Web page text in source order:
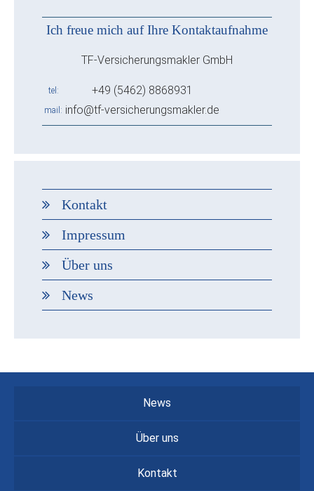
Ich freue mich auf Ihre Kontaktaufnahme
TF-Versicherungsmakler GmbH
tel +49 (5462) 8868931
mail info@tf-versicherungsmakler.de
Kontakt
Impressum
Über uns
News
News
Über uns
Kontakt